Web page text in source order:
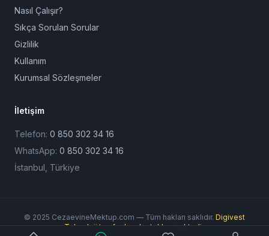
Nasıl Çalışır?
Sıkça Sorulan Sorular
Gizlilik
Kullanım
Kurumsal Sözleşmeler
İletişim
Telefon: 0 850 302 34 16
WhatsApp: 0 850 302 34 16
İstanbul, Türkiye
© 2025 CezaevineMektup.com — Tüm hakları saklıdır. Digivest
Teknoloji tarafından desteklenmektedir.